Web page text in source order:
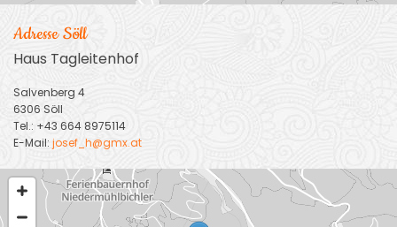
Adresse Söll
Haus Tagleitenhof
Salvenberg 4
6306 Söll
Tel.: +43 664 8975114
E-Mail: josef_h@gmx.at